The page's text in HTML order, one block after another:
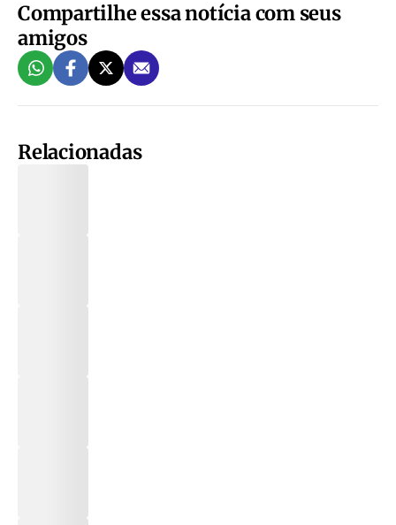
Compartilhe essa notícia com seus
amigos
Relacionadas